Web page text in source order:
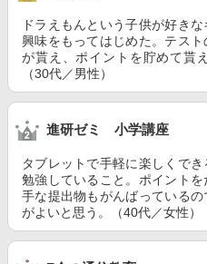
ドラえもんという子供が好き
興味をもってはじめた。テス
が貰え、ポイントを貯めて貰
（30代／男性）
進研ゼミ 小学講座
タブレットで手軽に楽しくで
勉強していること。ポイント
手な提出物もがんばっている
がよいと思う。（40代／女性）